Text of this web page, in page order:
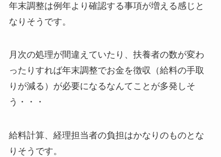
年末調整は例年より確認する事項が増える感じと
なりそうです。
月次の処理が間違えていたり、扶養者の数が変わ
ったりすれば年末調整でお金を徴収（給料の手取
りが減る）が必要になるなんてことが多発しそ
う・・・
給料計算、経理担当者の負担はかなりのものとな
りそうです。